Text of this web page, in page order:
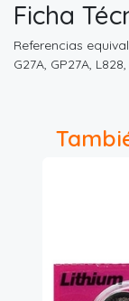
Ficha
Referencias
G27A, GP27A,